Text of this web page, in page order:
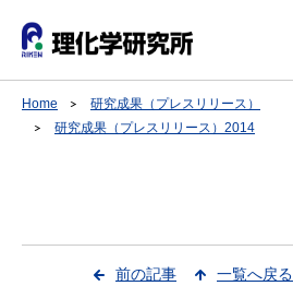
Home
研究成果（プレスリリース）
研究成果（プレスリリース）2014
前の記事 一覧へ戻る